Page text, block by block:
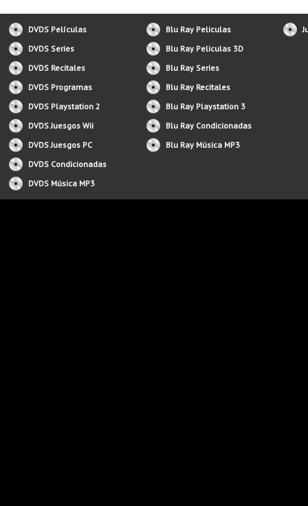
DVDS Películas
DVDS Series
DVDS Recitales
DVDS Programas
DVDS Playstation 2
DVDS Juesgos Wii
DVDS Juesgos PC
DVDS Condicionadas
DVDS Música MP3
Blu Ray Peliculas
Blu Ray Peliculas 3D
Blu Ray Series
Blu Ray Recitales
Blu Ray Playstation 3
Blu Ray Condicionadas
Blu Ray Música MP3